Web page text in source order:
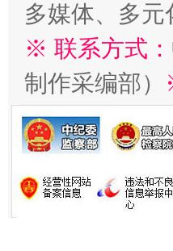
多媒体、多
※ 联系方式：
制作采编部）